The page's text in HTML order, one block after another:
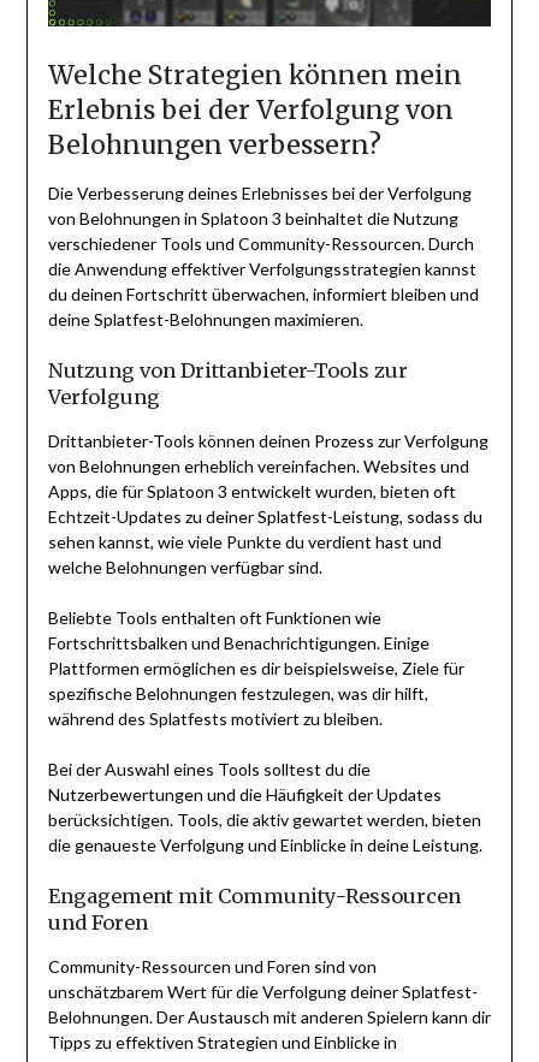
Welche Strategien können mein
Erlebnis bei der Verfolgung von
Belohnungen verbessern?
Die Verbesserung deines Erlebnisses bei der Verfolgung
von Belohnungen in Splatoon 3 beinhaltet die Nutzung
verschiedener Tools und Community-Ressourcen. Durch
die Anwendung effektiver Verfolgungsstrategien kannst
du deinen Fortschritt überwachen, informiert bleiben und
deine Splatfest-Belohnungen maximieren.
Nutzung von Drittanbieter-Tools zur
Verfolgung
Drittanbieter-Tools können deinen Prozess zur Verfolgung
von Belohnungen erheblich vereinfachen. Websites und
Apps, die für Splatoon 3 entwickelt wurden, bieten oft
Echtzeit-Updates zu deiner Splatfest-Leistung, sodass du
sehen kannst, wie viele Punkte du verdient hast und
welche Belohnungen verfügbar sind.
Beliebte Tools enthalten oft Funktionen wie
Fortschrittsbalken und Benachrichtigungen. Einige
Plattformen ermöglichen es dir beispielsweise, Ziele für
spezifische Belohnungen festzulegen, was dir hilft,
während des Splatfests motiviert zu bleiben.
Bei der Auswahl eines Tools solltest du die
Nutzerbewertungen und die Häufigkeit der Updates
berücksichtigen. Tools, die aktiv gewartet werden, bieten
die genaueste Verfolgung und Einblicke in deine Leistung.
Engagement mit Community-Ressourcen
und Foren
Community-Ressourcen und Foren sind von
unschätzbarem Wert für die Verfolgung deiner Splatfest-
Belohnungen. Der Austausch mit anderen Spielern kann dir
Tipps zu effektiven Strategien und Einblicke in